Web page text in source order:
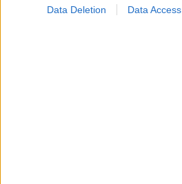
Data Deletion Data Access